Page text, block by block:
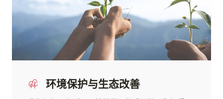
环境保护与生态改善